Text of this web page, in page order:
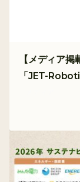
【メディア
「JET-